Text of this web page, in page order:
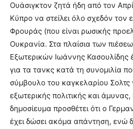
Ουάσιγκτον ζητά ήδη από τον
Κύπρο να στείλει όλο σχεδόν τον
Φρουράς (που είναι ρωσικής
Ουκρανία. Στα πλαίσια των
Εξωτερικών Ιωάννης
για τα τανκς κατά τη συνομιλία
σύμβουλο του καγκελαρίου Σολτς
εξωτερικής πολιτικής και
δημοσίευμα προσθέτει ότι ο
έχει δώσει ακόμα απάντηση, ενώ